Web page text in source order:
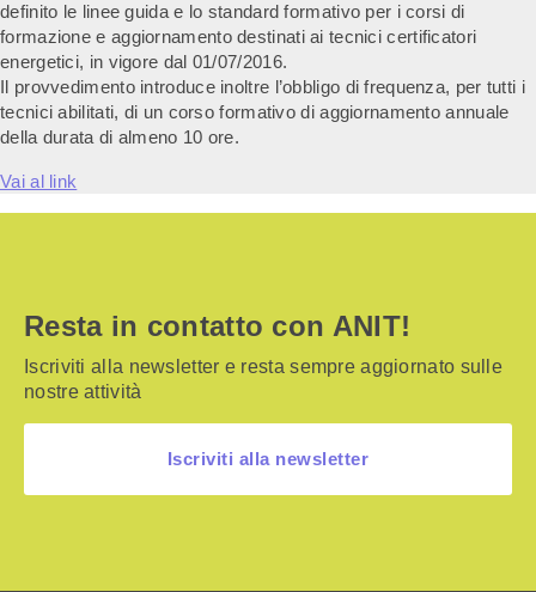
definito le linee guida e lo standard formativo per i corsi di
formazione e aggiornamento destinati ai tecnici certificatori
energetici, in vigore dal 01/07/2016.
Il provvedimento introduce inoltre l’obbligo di frequenza, per tutti i
tecnici abilitati, di un corso formativo di aggiornamento annuale
della durata di almeno 10 ore.
Vai al link
Resta in contatto con ANIT!
Iscriviti alla newsletter e resta sempre aggiornato sulle
nostre attività
Iscriviti alla newsletter